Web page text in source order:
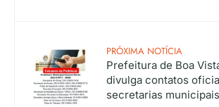
PRÓXIMA NOTÍCIA
Prefeitura de Boa
divulga contatos
secretarias municipais